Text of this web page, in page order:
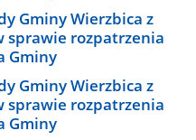
Gminy Wierzbica z
sprawie rozpatrzenia
Gminy
Gminy Wierzbica z
sprawie rozpatrzenia
Gminy